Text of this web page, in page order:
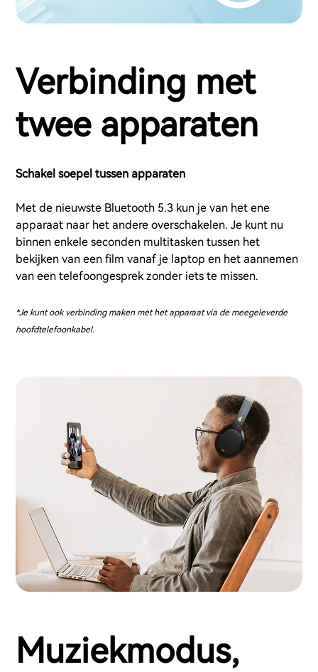
Verbinding met
twee apparaten
Schakel soepel tussen apparaten
Met de nieuwste Bluetooth 5.3 kun je van het ene
apparaat naar het andere overschakelen. Je kunt nu
binnen enkele seconden multitasken tussen het
bekijken van een film vanaf je laptop en het aannemen
van een telefoongesprek zonder iets te missen.
*Je kunt ook verbinding maken met het apparaat via de meegeleverde
hoofdtelefoonkabel.
Muziekmodus,